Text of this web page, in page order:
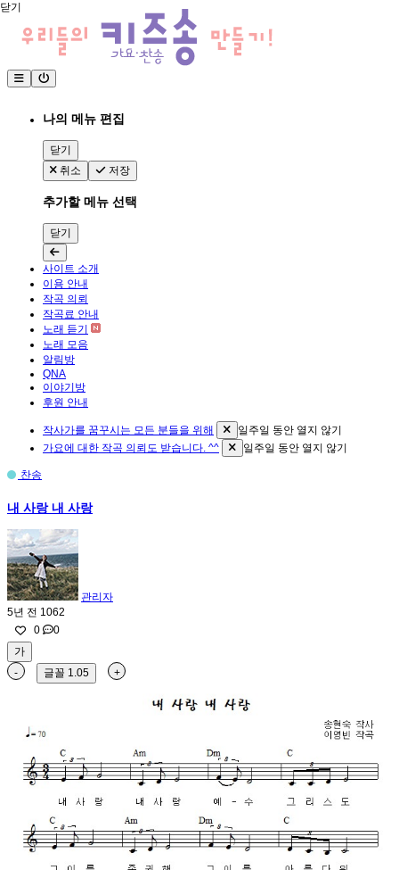
나의 메뉴 편집
닫기
취소
저장
추가할 메뉴 선택
닫기
사이트 소개
이용 안내
작곡 의뢰
작곡료 안내
노래 듣기
노래 모음
알림방
QNA
이야기방
후원 안내
작사가를 꿈꾸시는 모든 분들을 위해
일주일 동안 열지 않기
가요에 대한 작곡 의뢰도 받습니다. ^^
일주일 동안 열지 않기
찬송
내 사랑 내 사랑
관리자
5년 전 1062
0
0
가
-
글꼴 1.05 +
닫기